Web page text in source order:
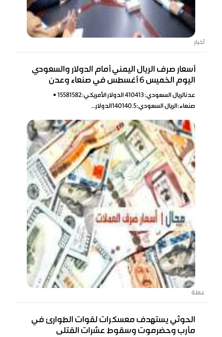
أخبار
أسعار صرف الريال اليمني أمام الدولار والسعودي
اليوم الخميس 6 أغسطس في صنعاء وعدن
عدنالريال السعودي:410413 الدولار الأمريكي:15581582 •
صنعاء:الريال السعودي:140140.5الدولار...
عملة
الحوثي يستهدف معسكرات لقوات الطوارئ في
مأرب وحضرموت وسقوط عشرات القتلى